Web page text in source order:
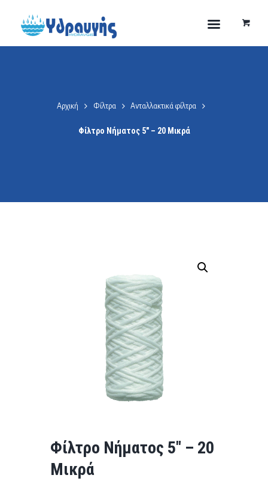
Αρχική Φίλτρα Ανταλλακτικά φίλτρα
Φίλτρο Νήματος 5″ – 20 Μικρά
Φίλτρο Νήματος 5″ – 20
Μικρά